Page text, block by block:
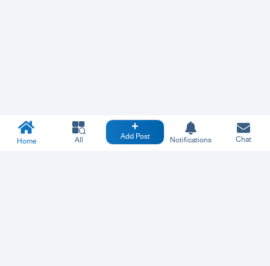
Home All Add Post Notifications Chat